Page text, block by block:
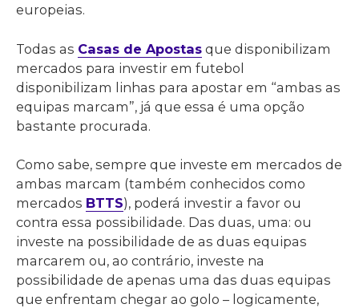
europeias.
Todas as Casas de Apostas que disponibilizam
mercados para investir em futebol
disponibilizam linhas para apostar em “ambas as
equipas marcam”, já que essa é uma opção
bastante procurada.
Como sabe, sempre que investe em mercados de
ambas marcam (também conhecidos como
mercados BTTS), poderá investir a favor ou
contra essa possibilidade. Das duas, uma: ou
investe na possibilidade de as duas equipas
marcarem ou, ao contrário, investe na
possibilidade de apenas uma das duas equipas
que enfrentam chegar ao golo – logicamente,